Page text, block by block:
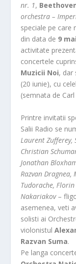
nr. 1,
orchestra –
speciale pe care
din data de 9 mai
activitate
concertele
Muzicii Noi, dar
(20 iunie), cu
(semnata de
Printre invitatii
Salii Radio se
Laurent Zufferey,
Christian
Jonathan
Razvan
Tudorache,
Nakariakov–
asemenea, veti
solisti ai
violonistul
Razvan Suma.
Pe langa